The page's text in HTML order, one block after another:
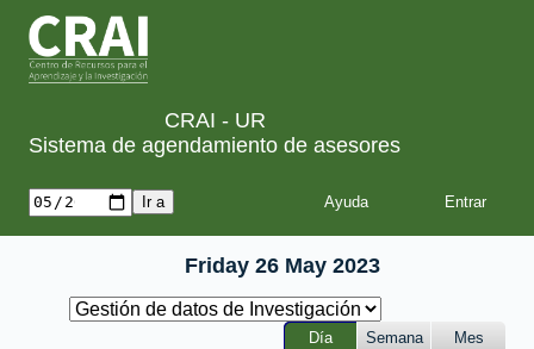
CRAI - UR
Sistema de agendamiento de asesores
Ayuda
Friday 26 May 2023
Día Semana Mes